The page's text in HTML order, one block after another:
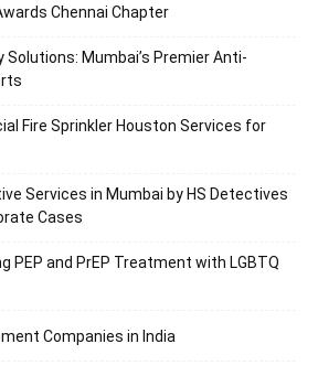
Chennai Chapter
Solutions: Mumbai’s Premier Anti-
Fire Sprinkler Houston Services for
Services in Mumbai by HS Detectives
Cases
PEP and PrEP Treatment with LGBTQ
Companies in India